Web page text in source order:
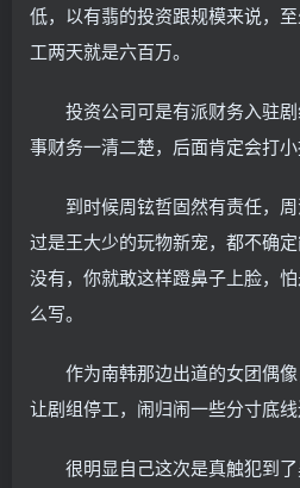
低，以有翡的投资跟规模来说，
工两天就是六百万。
投资公司可是有派财务入驻剧
事财务一清二楚，后面肯定会打小
到时候周铉哲固然有责任，周
过是王大少的玩物新宠，都不确
没有，你就敢这样蹬鼻子上脸，
么写。
作为南韩那边出道的女团偶像
让剧组停工，闹归闹一些分寸底线
很明显自己这次是真触犯到了